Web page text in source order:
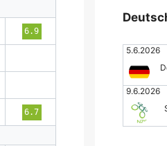
6.9
6.7
5.6.2026
9.6.2026